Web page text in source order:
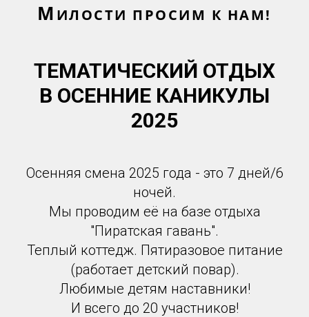
М ИЛОСТИ ПРОСИМ К НАМ!
ТЕМАТИЧЕСКИЙ ОТДЫХ
В ОСЕННИЕ КАНИКУЛЫ
2025
Осенняя смена 2025 года - это 7 дней/6
ночей.
Мы проводим её на базе отдыха
"Пиратская гавань".
Теплый коттедж. Пятиразовое питание
(работает детский повар).
Любимые детям наставники!
И всего до 20 участников!